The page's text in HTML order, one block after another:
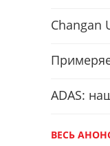
Changan
ADAS:
ВЕСЬ